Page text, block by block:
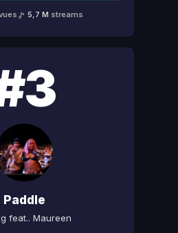
5,7 M streams
Paddle
feat.. Maureen